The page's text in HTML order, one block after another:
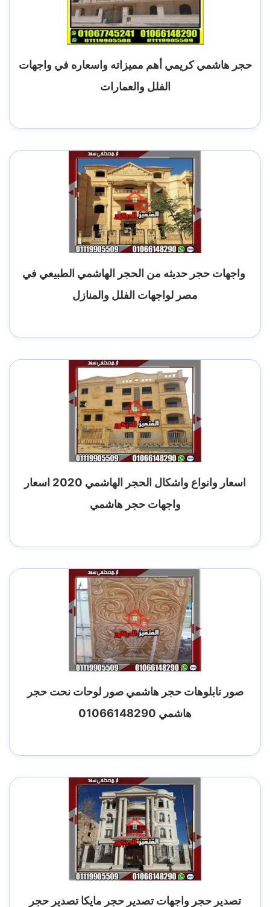
حجر هاشمي كريمي أهم مميزاته واسعاره في واجهات
الفلل والعمارات
واجهات حجر حديثه من الحجر الهاشمي الطبيعي في
مصر لواجهات الفلل والمنازل
اسعار وانواع واشكال الحجر الهاشمي 2020 اسعار
واجهات حجر هاشمي
صور تابلوهات حجر هاشمي صور لوحات نحت حجر
هاشمي 01066148290
تصدير حجر واجهات تصدير حجر مايكا تصدير حجر